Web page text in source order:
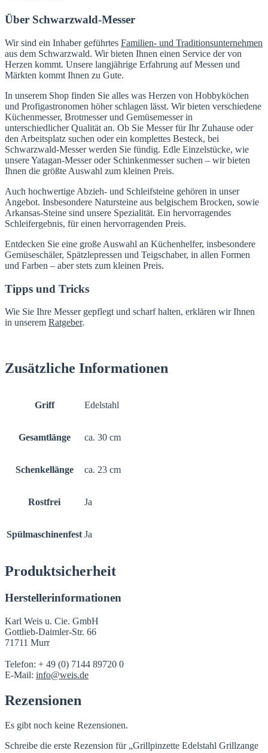
Über Schwarzwald-Messer
Wir sind ein Inhaber geführtes Familien- und Traditionsunternehmen
aus dem Schwarzwald. Wir bieten Ihnen einen Service der von
Herzen kommt. Unsere langjährige Erfahrung auf Messen und
Märkten kommt Ihnen zu Gute.
In unserem Shop finden Sie alles was Herzen von Hobbyköchen
und Profigastronomen höher schlagen lässt. Wir bieten verschiedene
Küchenmesser, Brotmesser und Gemüsemesser in
unterschiedlicher Qualität an. Ob Sie Messer für Ihr Zuhause oder
den Arbeitsplatz suchen oder ein komplettes Besteck, bei
Schwarzwald-Messer werden Sie fündig. Edle Einzelstücke, wie
unsere Yatagan-Messer oder Schinkenmesser suchen – wir bieten
Ihnen die größte Auswahl zum kleinen Preis.
Auch hochwertige Abzieh- und Schleifsteine gehören in unser
Angebot. Insbesondere Natursteine aus belgischem Brocken, sowie
Arkansas-Steine sind unsere Spezialität. Ein hervorragendes
Schleifergebnis, für einen hervorragenden Preis.
Entdecken Sie eine große Auswahl an Küchenhelfer, insbesondere
Gemüseschäler, Spätzlepressen und Teigschaber, in allen Formen
und Farben – aber stets zum kleinen Preis.
Tipps und Tricks
Wie Sie Ihre Messer gepflegt und scharf halten, erklären wir Ihnen
in unserem Ratgeber.
Zusätzliche Informationen
Griff Edelstahl
Gesamtlänge ca. 30 cm
Schenkellänge ca. 23 cm
Rostfrei Ja
Spülmaschinenfest Ja
Produktsicherheit
Herstellerinformationen
Karl Weis u. Cie. GmbH
Gottlieb-Daimler-Str. 66
71711 Murr
Telefon: + 49 (0) 7144 89720 0
E-Mail: info@weis.de
Rezensionen
Es gibt noch keine Rezensionen.
Schreibe die erste Rezension für „Grillpinzette Edelstahl Grillzange